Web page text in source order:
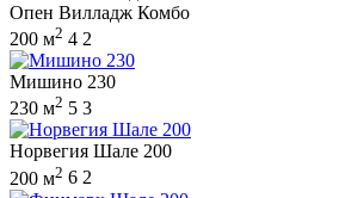
Опен Вилладж Комбо
200 м2 4 2
Мишино 230
230 м2 5 3
Норвегия Шале 200
200 м2 6 2